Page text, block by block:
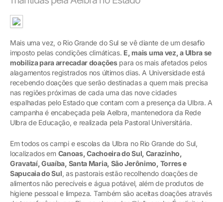
Mais uma vez, o Rio Grande do Sul se vê diante de um desafio
imposto pelas condições climáticas. E, mais uma vez, a Ulbra se
mobiliza para arrecadar doaçõespara os mais afetados pelos
alagamentos registrados nos últimos dias. A Universidade está
recebendo doações que serão destinadas a quem mais precisa
nas regiões próximas de cada uma das nove cidades
espalhadas pelo Estado que contam com a presença da Ulbra. A
campanha é encabeçada pela Aelbra, mantenedora da Rede
Ulbra de Educação, e realizada pela Pastoral Universitária.
Em todos os campi e escolas da Ulbra no Rio Grande do Sul,
localizados em Canoas, Cachoeira do Sul, Carazinho,
Gravataí, Guaíba, Santa Maria, São Jerônimo, Torres e
Sapucaia do Sul, as pastorais estão recolhendo doações de
alimentos não perecíveis e água potável, além de produtos de
higiene pessoal e limpeza. Também são aceitas doações através